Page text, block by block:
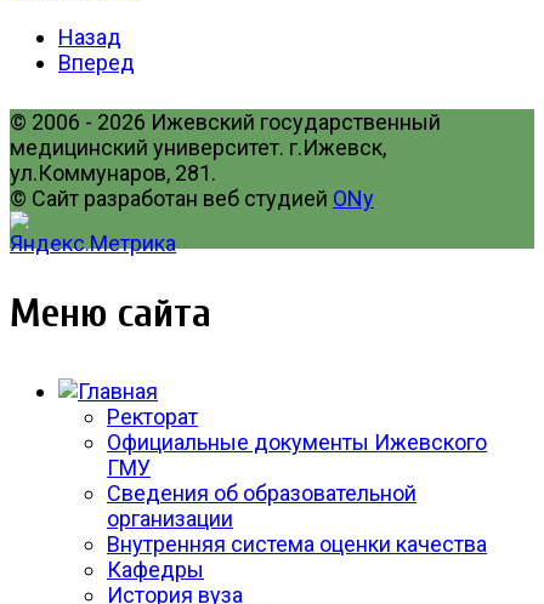
Назад
Вперед
© 2006 - 2026 Ижевский государственный
медицинский университет. г.Ижевск,
ул.Коммунаров, 281.
© Сайт разработан веб студией ONy
Меню сайта
Ректорат
Официальные документы Ижевского
ГМУ
Сведения об образовательной
организации
Внутренняя система оценки качества
Кафедры
История вуза